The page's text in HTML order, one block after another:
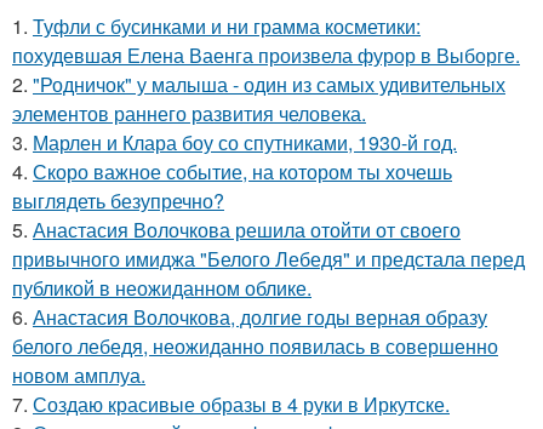
1. Туфли с бусинками и ни грамма косметики:
похудевшая Елена Ваенга произвела фурор в Выборге.
2. "Родничок" у малыша - один из самых удивительных
элементов раннего развития человека.
3. Марлен и Клара боу со спутниками, 1930-й год.
4. Скоро важное событие, на котором ты хочешь
выглядеть безупречно?
5. Анастасия Волочкова решила отойти от своего
привычного имиджа "Белого Лебедя" и предстала перед
публикой в неожиданном облике.
6. Анастасия Волочкова, долгие годы верная образу
белого лебедя, неожиданно появилась в совершенно
новом амплуа.
7. Создаю красивые образы в 4 руки в Иркутске.